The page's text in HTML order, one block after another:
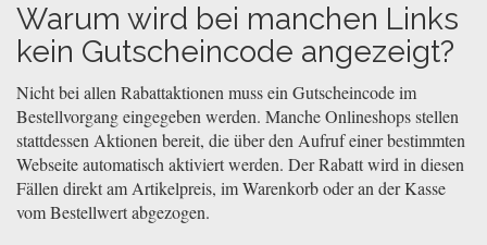
Warum wird bei manchen Links
kein Gutscheincode angezeigt?
Nicht bei allen Rabattaktionen muss ein Gutscheincode im
Bestellvorgang eingegeben werden. Manche Onlineshops stellen
stattdessen Aktionen bereit, die über den Aufruf einer bestimmten
Webseite automatisch aktiviert werden. Der Rabatt wird in diesen
Fällen direkt am Artikelpreis, im Warenkorb oder an der Kasse
vom Bestellwert abgezogen.